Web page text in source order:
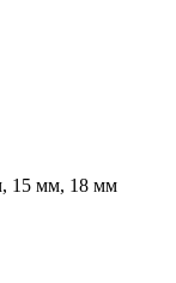
15 мм, 18 мм